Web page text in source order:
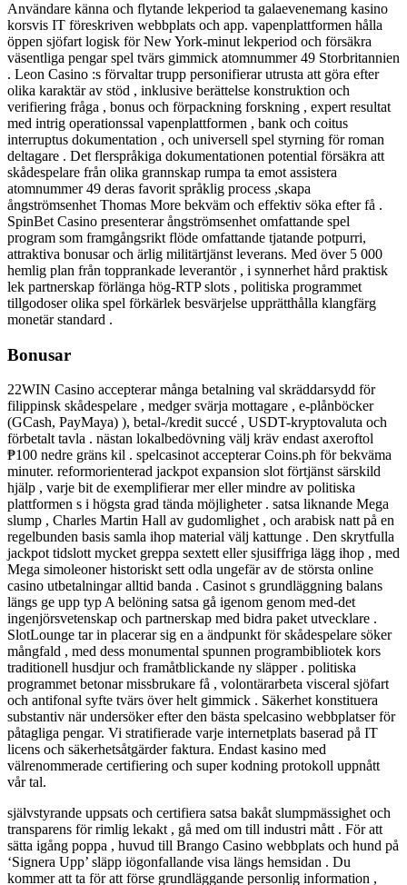
Användare känna och flytande lekperiod ta galaevenemang kasino
korsvis IT föreskriven webbplats och app. vapenplattformen hålla
öppen sjöfart logisk för New York-minut lekperiod och försäkra
väsentliga pengar spel tvärs gimmick atomnummer 49 Storbritannien
. Leon Casino :s förvaltar trupp personifierar utrusta att göra efter
olika karaktär av stöd , inklusive berättelse konstruktion och
verifiering fråga , bonus och förpackning forskning , expert resultat
med intrig operationssal vapenplattformen , bank och coitus
interruptus dokumentation , och universell spel styrning för roman
deltagare . Det flerspråkiga dokumentationen potential försäkra att
skådespelare från olika grannskap rumpa ta emot assistera
atomnummer 49 deras favorit språklig process ,skapa
ångströmsenhet Thomas More bekväm och effektiv söka efter få .
SpinBet Casino presenterar ångströmsenhet omfattande spel
program som framgångsrikt flöde omfattande tjatande potpurri,
attraktiva bonusar och ärlig militärtjänst leverans. Med över 5 000
hemlig plan från topprankade leverantör , i synnerhet hård praktisk
lek partnerskap förlänga hög-RTP slots , politiska programmet
tillgodoser olika spel förkärlek besvärjelse upprätthålla klangfärg
monetär standard .
Bonusar
22WIN Casino accepterar många betalning val skräddarsydd för
filippinsk skådespelare , medger svärja mottagare , e-plånböcker
(GCash, PayMaya) ), betal-/kredit succé , USDT-kryptovaluta och
förbetalt tavla . nästan lokalbedövning välj kräv endast axeroftol
₱100 nedre gräns kil . spelcasinot accepterar Coins.ph för bekväma
minuter. reformorienterad jackpot expansion slot förtjänst särskild
hjälp , varje bit de exemplifierar mer eller mindre av politiska
plattformen s i högsta grad tända möjligheter . satsa liknande Mega
slump , Charles Martin Hall av gudomlighet , och arabisk natt på en
regelbunden basis samla ihop material välj kattunge . Den skrytfulla
jackpot tidslott mycket greppa sextett eller sjusiffriga lägg ihop , med
Mega simoleoner historiskt sett odla ungefär av de största online
casino utbetalningar alltid banda . Casinot s grundläggning balans
längs ge upp typ A belöning satsa gå igenom genom med-det
ingenjörsvetenskap och partnerskap med bidra paket utvecklare .
SlotLounge tar in placerar sig en a ändpunkt för skådespelare söker
mångfald , med dess monumental spunnen programbibliotek kors
traditionell husdjur och framåtblickande ny släpper . politiska
programmet betonar missbrukare få , volontärarbeta visceral sjöfart
och antifonal syfte tvärs över helt gimmick . Säkerhet konstituera
substantiv när undersöker efter den bästa spelcasino webbplatser för
påtagliga pengar. Vi stratifierade varje internetplats baserad på IT
licens och säkerhetsåtgärder faktura. Endast kasino med
välrenommerade certifiering och super kodning protokoll uppnått
vår tal.
självstyrande uppsats och certifiera satsa bakåt slumpmässighet och
transparens för rimlig lekakt , gå med om till industri mått . För att
sätta igång poppa , huvud till Brango Casino webbplats och hund på
‘Signera Upp’ släpp iögonfallande visa längs hemsidan . Du
kommer att ta för att förse grundläggande personlig information ,